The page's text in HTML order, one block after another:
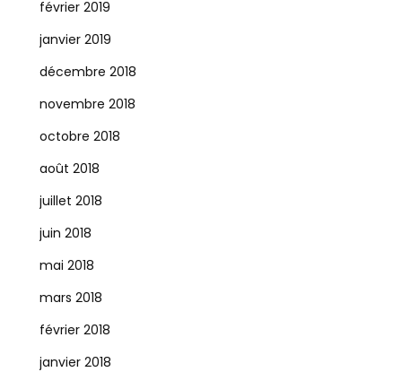
février 2019
janvier 2019
décembre 2018
novembre 2018
octobre 2018
août 2018
juillet 2018
juin 2018
mai 2018
mars 2018
février 2018
janvier 2018